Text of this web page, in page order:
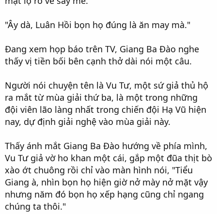
"Ây dà, Luân Hồi bọn họ đúng là ăn may mà."
Đang xem họp báo trên TV, Giang Ba Đào nghe
thấy vị tiền bối bên cạnh thở dài nói một câu.
Người nói chuyện tên là Vu Tư, một sứ giả thủ hộ
ra mắt từ mùa giải thứ ba, là một trong những
đội viên lão làng nhất trong chiến đội Hạ Vũ hiện
nay, dự định giải nghệ vào mùa giải này.
Thấy ánh mắt Giang Ba Đào hướng về phía mình,
Vu Tư giả vờ ho khan một cái, gắp một đũa thịt bò
xào ớt chuông rồi chỉ vào màn hình nói, "Tiểu
Giang à, nhìn bọn họ hiện giờ nở mày nở mặt vậy
nhưng năm đó bọn họ xếp hạng cũng chỉ ngang
chúng ta thôi."